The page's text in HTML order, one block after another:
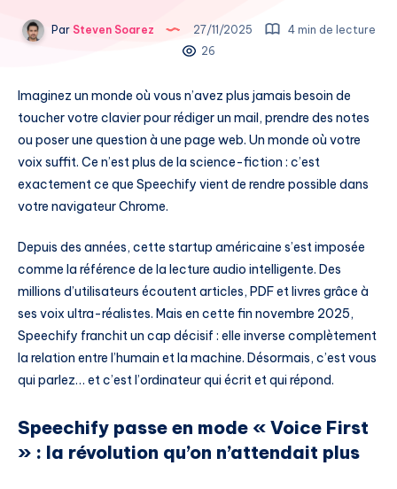
ParSteven Soarez 27/11/2025
4 min de lecture
26
Imaginez un monde où vous n’avez plus jamais besoin de
toucher votre clavier pour rédiger un mail, prendre des notes
ou poser une question à une page web. Un monde où votre
voix suffit. Ce n’est plus de la science-fiction : c’est
exactement ce que Speechify vient de rendre possible dans
votre navigateur Chrome.
Depuis des années, cette startup américaine s’est imposée
comme la référence de la lecture audio intelligente. Des
millions d’utilisateurs écoutent articles, PDF et livres grâce à
ses voix ultra-réalistes. Mais en cette fin novembre 2025,
Speechify franchit un cap décisif : elle inverse complètement
la relation entre l’humain et la machine. Désormais, c’est vous
qui parlez… et c’est l’ordinateur qui écrit et qui répond.
Speechify passe en mode « Voice First
» : la révolution qu’on n’attendait plus